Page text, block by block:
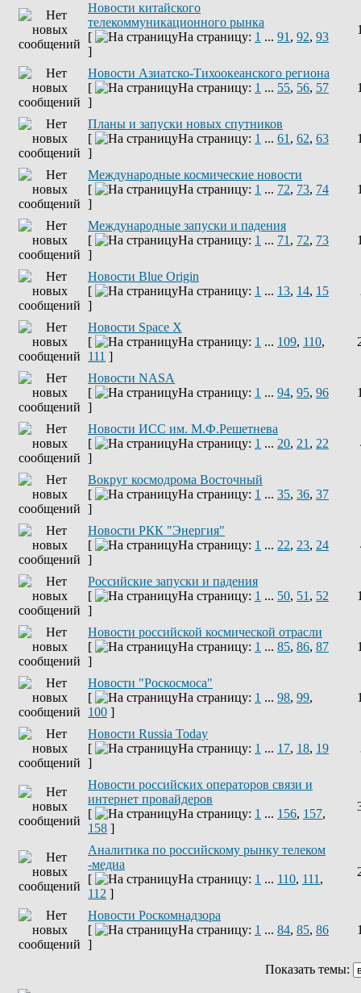
Новости китайского
телекоммуникационного рынка
[
На страницу: 1 ... 91 , 92, 93
]
Новости Азиатско-Тихоокеанского региона
[
На страницу: 1 ... 55, 56, 57
]
Планы и запуски новых спутников
[
На страницу: 1 ... 61 , 62, 63
]
Международные космические новости
[
На страницу: 1 ... 72, 73, 74
]
Международные запуски и падения
[
На страницу: 1 ... 71 , 72, 73
]
Новости Blue Origin
[
На страницу: 1 ... 13, 14, 15
]
Новости Space X
[
На страницу: 1 ... 109, 110,
111 ]
Новости NASA
[
На страницу: 1 ... 94, 95, 96
]
Новости ИСС им. М.Ф.Решетнева
[
На страницу: 1 ... 20, 21 , 22
]
Вокруг космодрома Восточный
[
На страницу: 1 ... 35, 36, 37
]
Новости РКК "Энергия"
[
На страницу: 1 ... 22, 23, 24
]
Российские запуски и падения
[
На страницу: 1 ... 50, 51 , 52
]
Новости российской космической отрасли
[
На страницу: 1 ... 85, 86, 87
]
Новости "Роскосмоса"
[
На страницу: 1 ... 98, 99,
100 ]
Новости Russia Today
[
На страницу: 1 ... 17, 18, 19
]
Новости российских операторов связи и
интернет провайдеров
[
На страницу: 1 ... 156, 157,
158 ]
Аналитика по российскому рынку телеком
-медиа
[
На страницу: 1 ... 110, 111 ,
112 ]
Новости Роскомнадзора
[
На страницу: 1 ... 84, 85, 86
]
Показать темы: